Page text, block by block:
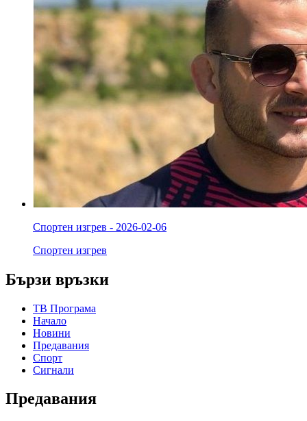
Спортен изгрев - 2026-02-06
Спортен изгрев
Бързи връзки
ТВ Програма
Начало
Новини
Предавания
Спорт
Сигнали
Предавания